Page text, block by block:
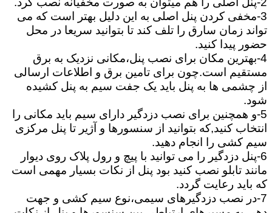
3-مخفی کردن پنل اصلی به این دلیل بهتر است که می
تواند زمان سارق را تلف کند تا بتوانید سریعا در محل
حضور پیدا کنید.
4-بهترین مکان برای نصب پنل،مکانی نزدیک به برق
مستقیم است.چون برای تامین برق و اطلاعات ارسالی
از چشمی ها به پنل باید یک جفت سیم به پنل کشیده
شود.
5-و همچنین برای نصب دزدگیر دارای سیم باید مکانی را
انتخاب کنید,که بتوانید از سنسورها و آژیر تا پنل مرکزی
سیم کشی را انجام دهید.
6-پنل دزدگیر را می توانید با پیچ و رول پلاک روی دیوار
مانند تابلو نصب کنید بود پنل از نکات بسیار مهمی است
که باید رعایت گردد.
7-در نصب دزدگیرهای سیمی،نوع سیم کشی و جهت